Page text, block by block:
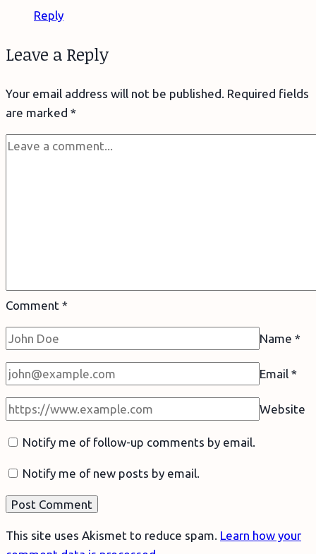
Reply
Leave a Reply
Your email address will not be published. Required fields
are marked *
Comment *
Name *
Email *
Website
Notify me of follow-up comments by email.
Notify me of new posts by email.
This site uses Akismet to reduce spam. Learn how your